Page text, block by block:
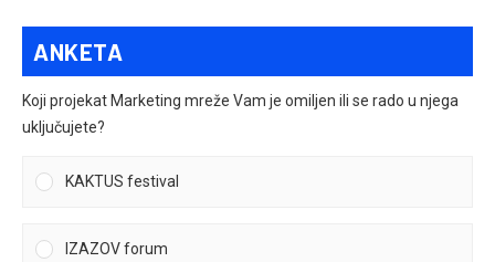
ANKETA
Koji projekat Marketing mreže Vam je omiljen ili se rado u njega
uključujete?
KAKTUS festival
IZAZOV forum